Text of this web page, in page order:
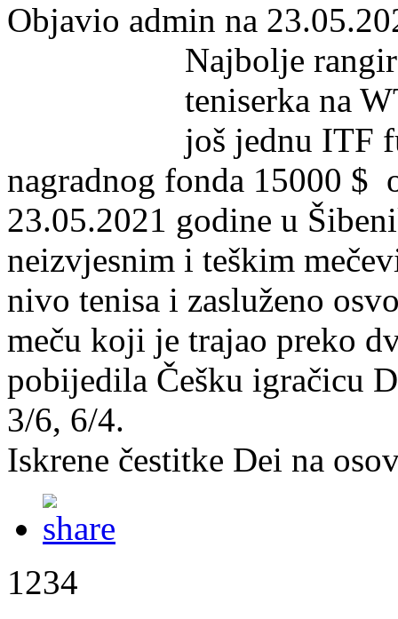
Objavio admin na
Najbolje
teniserka na
još jednu ITF
nagradnog fonda 15000 $
23.05.2021 godine u
neizvjesnim i teškim
nivo tenisa i zasluženo
meču koji je trajao preko
pobijedila Češku igračicu
3/6, 6/4.
Iskrene čestitke Dei na
1234